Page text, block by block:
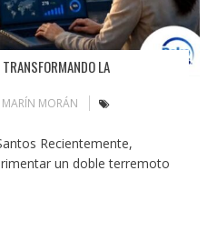
LA
MORÁN
Recientemente,
un doble terremoto